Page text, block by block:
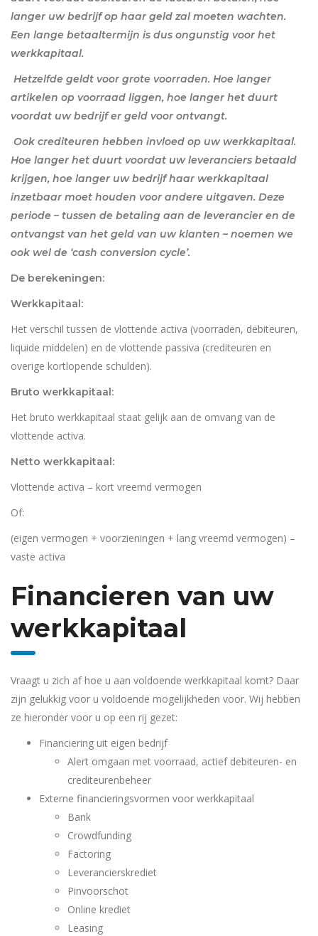
langer uw bedrijf op haar geld zal moeten wachten.
Een lange betaaltermijn is dus ongunstig voor het
werkkapitaal.
Hetzelfde geldt voor grote voorraden. Hoe langer
artikelen op voorraad liggen, hoe langer het duurt
voordat uw bedrijf er geld voor ontvangt.
Ook crediteuren hebben invloed op uw werkkapitaal.
Hoe langer het duurt voordat uw leveranciers betaald
krijgen, hoe langer uw bedrijf haar werkkapitaal
inzetbaar moet houden voor andere uitgaven. Deze
periode – tussen de betaling aan de leverancier en de
ontvangst van het geld van uw klanten – noemen we
ook wel de ‘cash conversion cycle’.
De berekeningen:
Werkkapitaal:
Het verschil tussen de vlottende activa (voorraden, debiteuren,
liquide middelen) en de vlottende passiva (crediteuren en
overige kortlopende schulden).
Bruto werkkapitaal:
Het bruto werkkapitaal staat gelijk aan de omvang van de
vlottende activa.
Netto werkkapitaal:
Vlottende activa – kort vreemd vermogen
Of:
(eigen vermogen + voorzieningen + lang vreemd vermogen) –
vaste activa
Financieren van uw
werkkapitaal
Vraagt u zich af hoe u aan voldoende werkkapitaal komt? Daar
zijn gelukkig voor u voldoende mogelijkheden voor. Wij hebben
ze hieronder voor u op een rij gezet:
Financiering uit eigen bedrijf
Alert omgaan met voorraad, actief debiteuren- en
crediteurenbeheer
Externe financieringsvormen voor werkkapitaal
Bank
Crowdfunding
Factoring
Leverancierskrediet
Pinvoorschot
Online krediet
Leasing